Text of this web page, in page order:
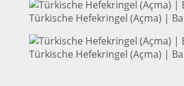
Türkische Hefekringel (Açma) |
Türkische Hefekringel (Açma) |